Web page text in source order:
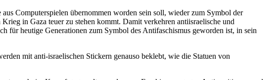
Computerspielen übernommen worden sein soll, wieder zum Symbol der
in Gaza teuer zu stehen kommt. Damit verkehren antiisraelische und
für heutige Generationen zum Symbol des Antifaschismus geworden ist, in sein
mit anti-israelischen Stickern genauso beklebt, wie die Statuen von